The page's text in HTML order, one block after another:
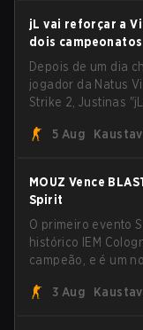
jL vai reforçar a
dois campeonatos
Depois de um dia
jogador da Natus
Strike 2, Justinas
Bucharest.
5 Aug
MOUZ Vence
Spirit
O primeiro evento
histórico IEM
campeão, e é um
shuffles, avançou
3 Aug